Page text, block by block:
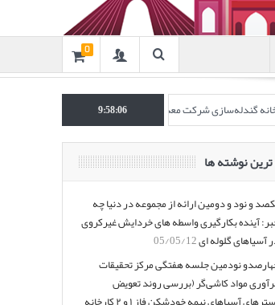
0
گندله‌سازی شرکت معدنی و صنعتی گل‌گهر” در نشریه
9:58:07
ترین نوشته ها
و نود و دومین ارائه از مجموعه در دنیا چه
آینده بکارگیری واسطه های خردایش غیرکروی
آسیاهای گلوله ای05/05/12
نودمین جلسه هفتگی مرکز تحقیقات
مواد کاشی‌گر (بررسی روند تعویض